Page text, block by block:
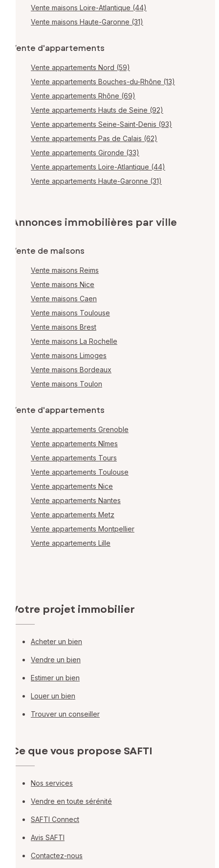
Vente maisons Loire-Atlantique (44)
Vente maisons Haute-Garonne (31)
Vente d'appartements
Vente appartements Nord (59)
Vente appartements Bouches-du-Rhône (13)
Vente appartements Rhône (69)
Vente appartements Hauts de Seine (92)
Vente appartements Seine-Saint-Denis (93)
Vente appartements Pas de Calais (62)
Vente appartements Gironde (33)
Vente appartements Loire-Atlantique (44)
Vente appartements Haute-Garonne (31)
Annonces immobilières par ville
Vente de maisons
Vente maisons Reims
Vente maisons Nice
Vente maisons Caen
Vente maisons Toulouse
Vente maisons Brest
Vente maisons La Rochelle
Vente maisons Limoges
Vente maisons Bordeaux
Vente maisons Toulon
Vente d'appartements
Vente appartements Grenoble
Vente appartements Nîmes
Vente appartements Tours
Vente appartements Toulouse
Vente appartements Nice
Vente appartements Nantes
Vente appartements Metz
Vente appartements Montpellier
Vente appartements Lille
Votre projet immobilier
Acheter un bien
Vendre un bien
Estimer un bien
Louer un bien
Trouver un conseiller
Ce que vous propose SAFTI
Nos services
Vendre en toute sérénité
SAFTI Connect
Avis SAFTI
Contactez-nous